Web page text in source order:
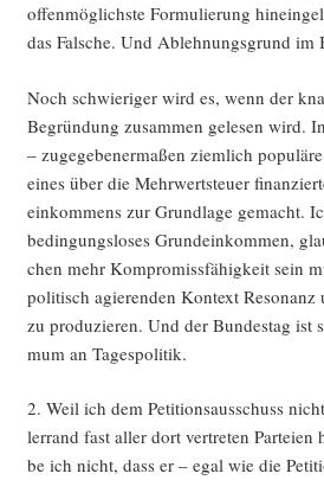
offen­mög­lichs­te For­mu­lie­rung
das Fal­sche. Und Ableh­nungs­grund im
Noch schwie­ri­ger wird es, wenn der
Begrün­dung zusam­men gele­sen wird.
– zuge­ge­be­ner­ma­ßen ziem­lich
eines über die Mehr­wert­steu­er
ein­kom­mens zur Grund­la­ge gemacht.
bedin­gungs­lo­ses Grund­ein­kom­men,
chen mehr Kom­pro­miss­fä­hig­keit sein
po­li­tisch agie­ren­den Kon­text
zu pro­du­zie­ren. Und der Bun­des­tag ist
mum an Tagespolitik.
2. Weil ich dem Peti­ti­ons­aus­schuss
ler­rand fast aller dort ver­tre­ten
be ich nicht, dass er – egal wie die